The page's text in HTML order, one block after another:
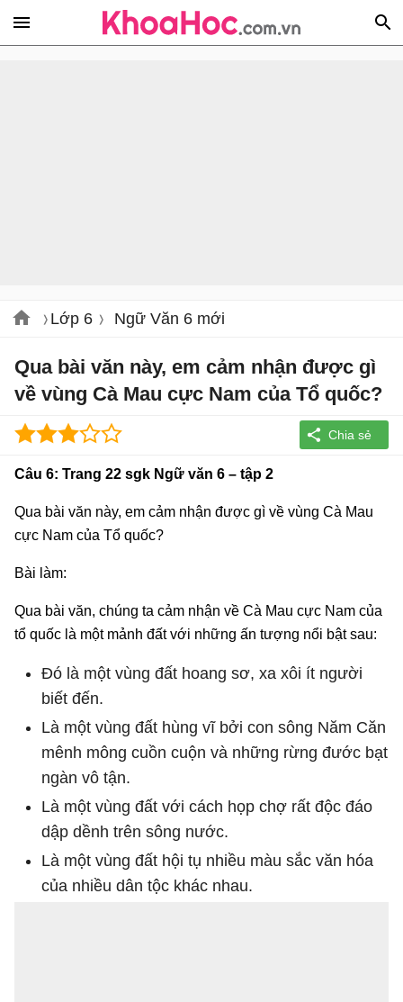
Lớp 6 Ngữ Văn 6 mới
Qua bài văn này, em cảm nhận được gì
về vùng Cà Mau cực Nam của Tổ quốc?
Câu 6: Trang 22 sgk Ngữ văn 6 – tập 2
Qua bài văn này, em cảm nhận được gì về vùng Cà Mau
cực Nam của Tổ quốc?
Bài làm:
Qua bài văn, chúng ta cảm nhận về Cà Mau cực Nam của
tổ quốc là một mảnh đất với những ấn tượng nổi bật sau:
Đó là một vùng đất hoang sơ, xa xôi ít người
biết đến.
Là một vùng đất hùng vĩ bởi con sông Năm Căn
mênh mông cuồn cuộn và những rừng đước bạt
ngàn vô tận.
Là một vùng đất với cách họp chợ rất độc đáo
dập dềnh trên sông nước.
Là một vùng đất hội tụ nhiều màu sắc văn hóa
của nhiều dân tộc khác nhau.